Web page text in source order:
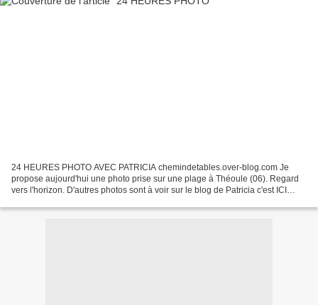
24 HEURES PHOTO AVEC PATRICIA chemindetables.over-blog.com Je
propose aujourd'hui une photo prise sur une plage à Théoule (06). Regard
vers l'horizon. D'autres photos sont à voir sur le blog de Patricia c'est ICI